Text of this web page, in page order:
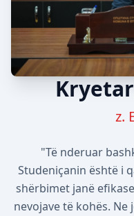
z.
"Të nderuar
Studeniçanin është i
shërbimet janë
nevojave të kohës.